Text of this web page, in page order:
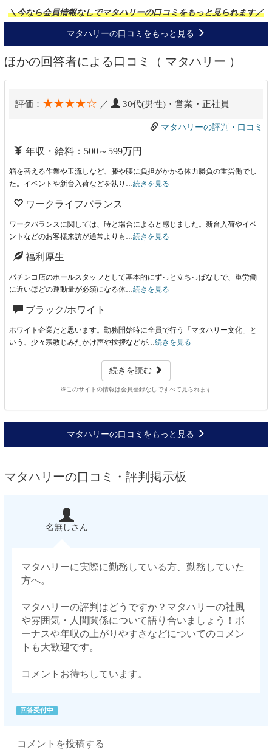
＼今なら会員情報なしでマタハリーの口コミをもっと見られます／
マタハリーの口コミをもっと見る
ほかの回答者による口コミ（ マタハリー ）
評価： ★★★★☆ ／ 30代(男性)・営業・正社員
マタハリーの評判・口コミ
年収・給料：500～599万円
箱を替える作業や玉流しなど、膝や腰に負担がかかる体力勝負の重労働でし
た。イベントや新台入荷などを執り…続きを見る
ワークライフバランス
ワークバランスに関しては、時と場合によると感じました。新台入荷やイベ
ントなどのお客様来訪が通常よりも…続きを見る
福利厚生
パチンコ店のホールスタッフとして基本的にずっと立ちっぱなしで、重労働
に近いほどの運動量が必須になる体…続きを見る
ブラック/ホワイト
ホワイト企業だと思います。勤務開始時に全員で行う「マタハリー文化」と
いう、少々宗教じみたかけ声や挨拶などが…続きを見る
続きを読む
※このサイトの情報は会員登録なしですべて見られます
マタハリーの口コミをもっと見る
マタハリーの口コミ・評判掲示板
名無しさん
マタハリーに実際に勤務している方、勤務していた
方へ。
マタハリーの評判はどうですか？マタハリーの社風
や雰囲気・人間関係について語り合いましょう！ボ
ーナスや年収の上がりやすさなどについてのコメン
トも大歓迎です。
コメントお待ちしています。
回答受付中
コメントを投稿する